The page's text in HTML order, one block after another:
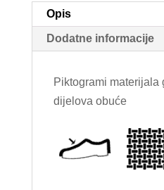
Opis
Dodatne informacije
Piktogrami materijala
dijelova obuće